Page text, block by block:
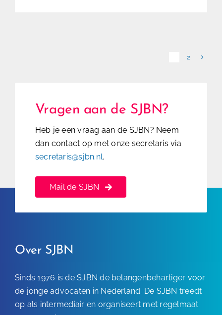
2
Vragen aan de SJBN?
Heb je een vraag aan de SJBN? Neem
dan contact op met onze secretaris via
secretaris@sjbn.nl.
Mail de SJBN
Over SJBN
Sinds 1976 is de SJBN de belangenbehartiger voor
de jonge advocaten in Nederland. De SJBN treedt
op als intermediair en organiseert met regelmaat